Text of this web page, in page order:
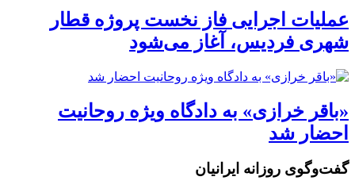
عملیات اجرایی فاز نخست پروژه قطار
شهری فردیس، آغاز می‌شود
«باقر خرازی» به دادگاه ویژه روحانیت
احضار شد
گفت‌وگوی روزانه ایرانیان